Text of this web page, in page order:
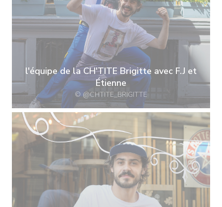
l'équipe de la CH'TITE Brigitte avec F.J et
Étienne
© @CHTITE_BRIGITTE